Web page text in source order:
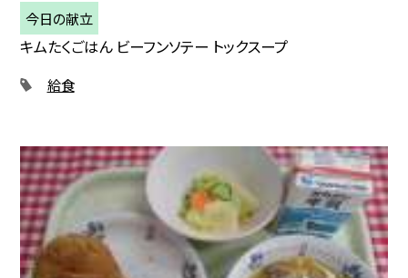
今日の献立
キムたくごはん ビーフンソテー トックスープ
給食